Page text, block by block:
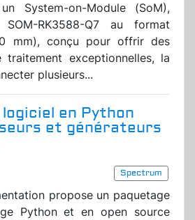
System-on-Module (SoM),
RK3588-Q7 au format
mm), conçu pour offrir des
traitement exceptionnelles, la
plusieurs...
en Python
et générateurs
Spectrum
propose un paquetage
Python et en open source